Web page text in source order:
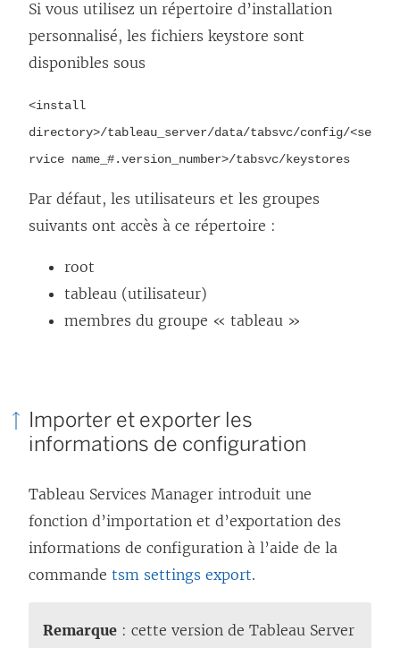
Si vous utilisez un répertoire d’installation
personnalisé, les fichiers keystore sont
disponibles sous
<install
directory>/tableau_server/data/tabsvc/config/<se
rvice name_#.version_number>/tabsvc/keystores
Par défaut, les utilisateurs et les groupes
suivants ont accès à ce répertoire :
root
tableau (utilisateur)
membres du groupe « tableau »
Importer et exporter les
informations de configuration
Tableau Services Manager introduit une
fonction d’importation et d’exportation des
informations de configuration à l’aide de la
commande tsm settings export.
Remarque : cette version de Tableau Server